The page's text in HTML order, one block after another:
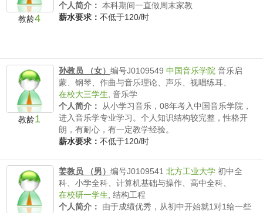
教龄4
个人简介： 本科期间一直做周末家教
薪水要求： 不低于120/时
教龄1
孙教员 （女） 编号J0109549 中国音乐学院 音乐启
蒙、钢琴、作曲与音乐理论、声乐、视唱练耳、
在校大三学生 音乐学
个人简介：
从小学习音乐，08年考入中国音乐学院，
进入音乐学专业学习。个人知识结构较完整，性格开
朗，有耐心，有一定教学经验。
薪水要求： 不低于120/时
姜教员 （男） 编号J0109541 北方工业大学 初中全
科、小学全科、计算机基础与操作、高中全科、
在校研一学生 结构工程
个人简介：
由于成绩优秀，从初中开始就1对1给一些